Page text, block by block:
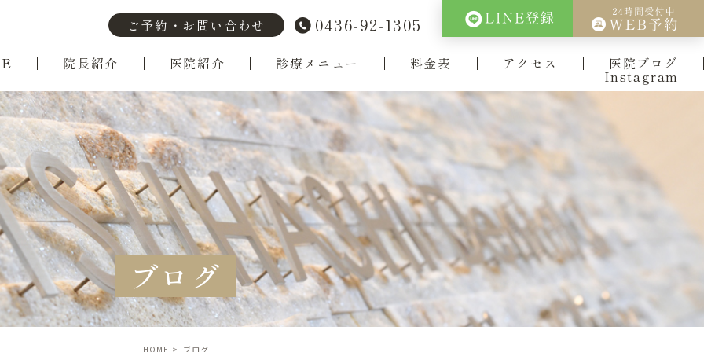
ご予約・お問い合わせ 0436-92-1305
院長紹介 医院紹介 診療メニュー 料金表 アクセス 医院ブログ
Instagram
ブログ
HOME ブログ